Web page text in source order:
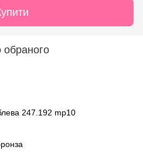
обраного
247.192 mp10